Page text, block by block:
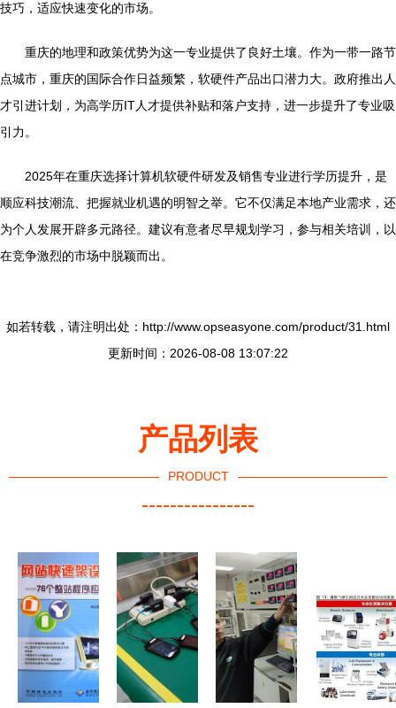
技巧，适应快速变化的市场。
重庆的地理和政策优势为这一专业提供了良好土壤。作为一带一路节
点城市，重庆的国际合作日益频繁，软硬件产品出口潜力大。政府推出人
才引进计划，为高学历IT人才提供补贴和落户支持，进一步提升了专业吸
引力。
2025年在重庆选择计算机软硬件研发及销售专业进行学历提升，是
顺应科技潮流、把握就业机遇的明智之举。它不仅满足本地产业需求，还
为个人发展开辟多元路径。建议有意者尽早规划学习，参与相关培训，以
在竞争激烈的市场中脱颖而出。
如若转载，请注明出处：http://www.opseasyone.com/product/31.html
更新时间：2026-08-08 13:07:22
产品列表
PRODUCT
----------------